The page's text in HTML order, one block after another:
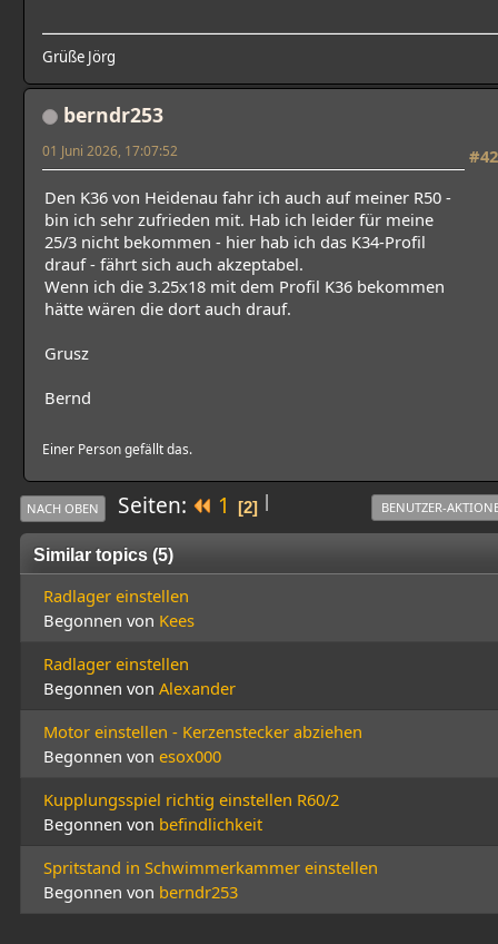
Grüße Jörg
berndr253
#42
01 Juni 2026, 17:07:52
Den K36 von Heidenau fahr ich auch auf meiner R50 -
bin ich sehr zufrieden mit. Hab ich leider für meine
25/3 nicht bekommen - hier hab ich das K34-Profil
drauf - fährt sich auch akzeptabel.
Wenn ich die 3.25x18 mit dem Profil K36 bekommen
hätte wären die dort auch drauf.
Grusz
Bernd
Einer Person gefällt das.
|
NACH OBEN Seiten 1 2 BENUTZER-
Similar topics (5)
Radlager einstellen
Begonnen von Kees
Radlager einstellen
Begonnen von Alexander
Motor einstellen - Kerzenstecker abziehen
Begonnen von esox000
Kupplungsspiel richtig einstellen R60/2
Begonnen von befindlichkeit
Spritstand in Schwimmerkammer einstellen
Begonnen von berndr253